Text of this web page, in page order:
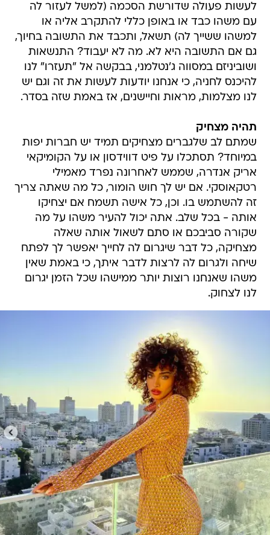
לעשות פעולה שדורשת הסכמה (למשל לעזור לה
עם משהו כבד או באופן כללי להתקרב אליה או
למשהו ששייך לה) תשאל, ותכבד את התשובה בחיוך,
גם אם התשובה היא לא. מה לא יעבוד? התנשאות
ושוביניזם במסווה ג'נטלמני, בבקשה אל "תעזרו" לנו
להיכנס לחניה, כי אנחנו יודעות לעשות את זה וגם יש
לנו מצלמות, מראות וחיישנים, אז באמת שזה בסדר.
תהיה מצחיק
שמתם לב שלגברים מצחיקים תמיד יש חברות יפות
במיוחד? תסתכלו על פיט דווידסון או על הקומיקאי
אריק אנדרה, שממש לאחרונה נפרד מאמילי
רטקאוסקי. אם יש לך חוש הומור, כל מה שאתה צריך
זה להשתמש בו. וכן, כל אישה תשמח אם יצחיקו
אותה - בכל שלב. אתה יכול להעיר משהו על מה
שקורה סביבכם או סתם לשאול אותה שאלה
מצחיקה, כל דבר שיגרום לה לחייך יאפשר לך לפתח
שיחה ולגרום לה לרצות לדבר איתך, כי באמת שאין
משהו שאנחנו רוצות יותר ממישהו שכל הזמן יגרום
לנו לצחוק.